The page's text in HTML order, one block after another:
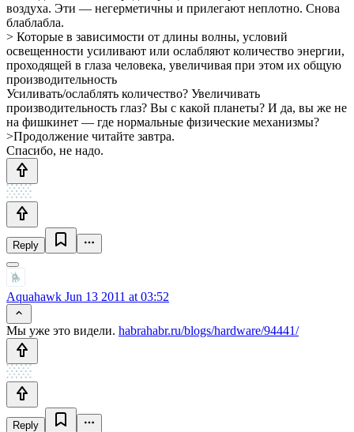
воздуха. Эти — негерметичны и прилегают неплотно. Снова
блаблабла.
> Которые в зависимости от длины волны, условий
освещенности усиливают или ослабляют количество энергии,
проходящей в глаза человека, увеличивая при этом их общую
производительность
Усиливать/ослаблять количество? Увеличивать
производительность глаз? Вы с какой планеты? И да, вы же не
на фишкинет — где нормальные физические механизмы?
>Продолжение читайте завтра.
Спасибо, не надо.
Reply
Aquahawk Jun 13 2011 at 03:52
Мы уже это видели. habrahabr.ru/blogs/hardware/94441/
Reply